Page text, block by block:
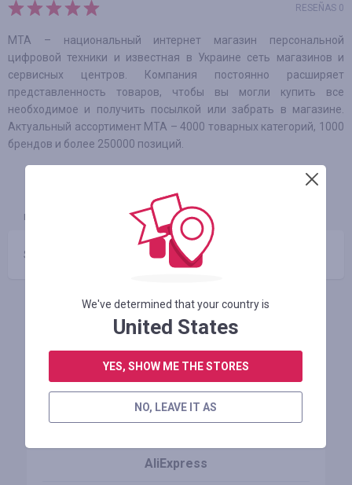
RESEÑAS 0
МТА – национальный интернет магазин персональной
цифровой техники и известная в Украине сеть магазинов и
сервисных центров. Компания постоянно расширяет
представленность товаров, чтобы вы могли купить все
необходимое и получить посылкой или забрать в магазине.
Актуальный ассортимент МТА – 4000 товарных категорий, 1000
брендов и более 250000 позиций.
GARANTÍA CUPONES
Sin códigos promocionales
Tiendas similares
AliExpress
We've determined that your country is
United States
YES, SHOW ME THE STORES
NO, LEAVE IT AS